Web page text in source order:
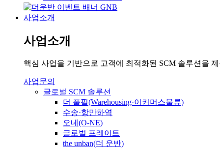
사업소개
사업소개
핵심 사업을 기반으로 고객에 최적화된 SCM 솔루션을
사업문의
글로벌 SCM 솔루션
더 풀필(Warehousing·이커머스물류)
수송·항만하역
오네(O-NE)
글로벌 프레이트
the unban(더 운반)